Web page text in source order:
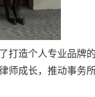
造个人专业品牌
成长，推动事务